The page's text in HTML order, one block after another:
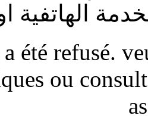
الهاتفية
a été refusé.
ou